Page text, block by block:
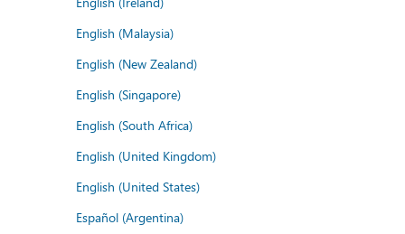
English (Malaysia)
English (New Zealand)
English (Singapore)
English (South Africa)
English (United Kingdom)
English (United States)
Español (Argentina)